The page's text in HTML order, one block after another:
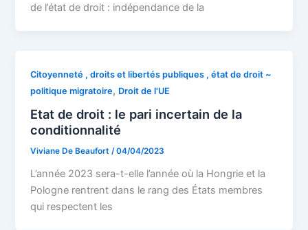
de l’état de droit : indépendance de la
Citoyenneté , droits et libertés publiques , état de droit ~
politique migratoire, Droit de l'UE
Etat de droit : le pari incertain de la
conditionnalité
Viviane De Beaufort/04/04/2023
L’année 2023 sera-t-elle l’année où la Hongrie et la
Pologne rentrent dans le rang des États membres
qui respectent les